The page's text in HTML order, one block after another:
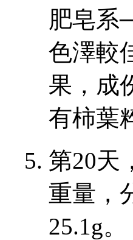
肥皂系
色澤較
果，成
有柿葉
第20天
重量，
25.1g。